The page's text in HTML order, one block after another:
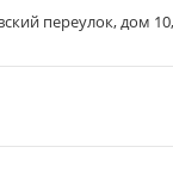
переулок, дом